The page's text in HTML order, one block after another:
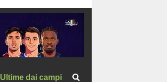
Ultime dai campi